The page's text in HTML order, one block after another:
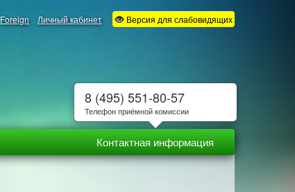
Foreign Личный кабинет Версия для слабовидящих
Контактная информация
8 (495) 551-80-57
Телефон приёмной комиссии